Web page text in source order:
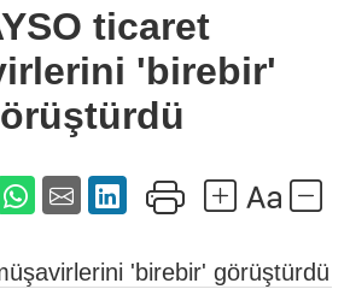
'birebir'
görüştürdüticaret
'birebir'
'birebir' görüştürdü